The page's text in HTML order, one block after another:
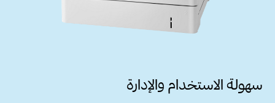
سهولة الاستخدام والإدارة